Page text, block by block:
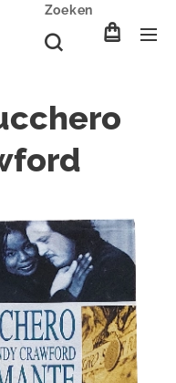
Zoeken